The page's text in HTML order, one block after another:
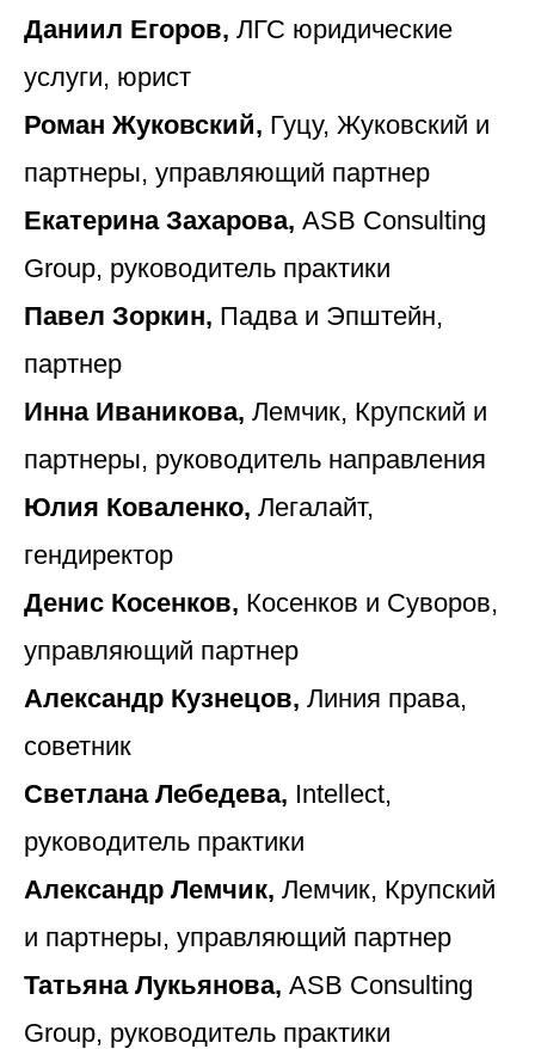
Даниил Егоров, ЛГС юридические
услуги, юрист
Роман Жуковский, Гуцу, Жуковский и
партнеры, управляющий партнер
Екатерина Захарова, ASB Consulting
Group, руководитель практики
Павел Зоркин, Падва и Эпштейн,
партнер
Инна Иваникова, Лемчик, Крупский и
партнеры, руководитель направления
Юлия Коваленко, Легалайт,
гендиректор
Денис Косенков, Косенков и Суворов,
управляющий партнер
Александр Кузнецов, Линия права,
советник
Светлана Лебедева, Intellect,
руководитель практики
Александр Лемчик, Лемчик, Крупский
и партнеры, управляющий партнер
Татьяна Лукьянова, ASB Consulting
Group, руководитель практики